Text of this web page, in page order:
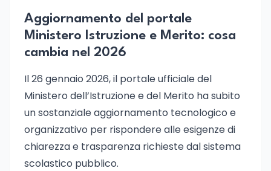
Aggiornamento del portale
Ministero Istruzione e Merito: cosa
cambia nel 2026
Il 26 gennaio 2026, il portale ufficiale del
Ministero dell’Istruzione e del Merito ha subito
un sostanziale aggiornamento tecnologico e
organizzativo per rispondere alle esigenze di
chiarezza e trasparenza richieste dal sistema
scolastico pubblico.